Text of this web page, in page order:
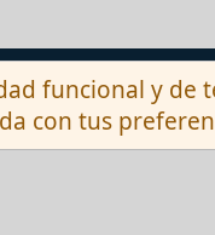
Community
funcional y
con tus